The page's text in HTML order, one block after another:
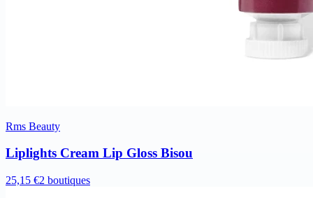
Rms Beauty
Liplights Cream Lip Gloss Bisou
25,15 €2 boutiques